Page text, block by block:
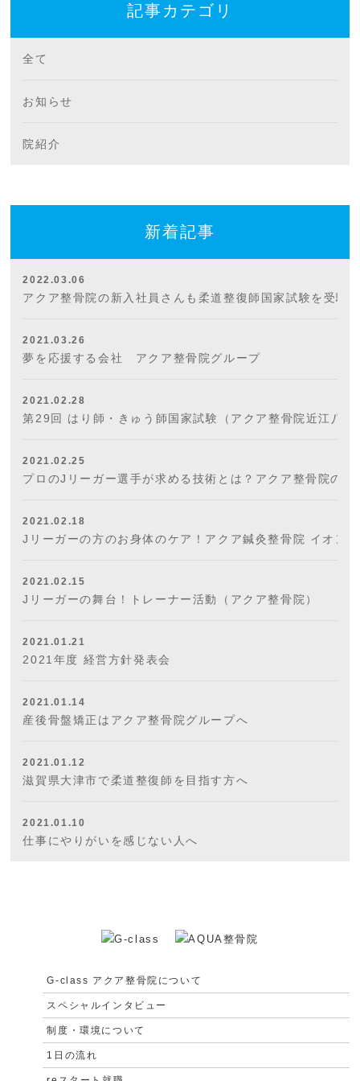
記事カテゴリ
全て
お知らせ
院紹介
新着記事
2022.03.06
アクア整骨院の新入社員さんも柔道整復師国家試験を受験
2021.03.26
夢を応援する会社 アクア整骨院グループ
2021.02.28
第29回 はり師・きゅう師国家試験（アクア整骨院近江八幡
2021.02.25
プロのJリーガー選手が求める技術とは？アクア整骨院の取
2021.02.18
Jリーガーの方のお身体のケア！アクア鍼灸整骨院 イオン
2021.02.15
Jリーガーの舞台！トレーナー活動（アクア整骨院）
2021.01.21
2021年度 経営方針発表会
2021.01.14
産後骨盤矯正はアクア整骨院グループへ
2021.01.12
滋賀県大津市で柔道整復師を目指す方へ
2021.01.10
仕事にやりがいを感じない人へ
G-class アクア整骨院について
スペシャルインタビュー
制度・環境について
1日の流れ